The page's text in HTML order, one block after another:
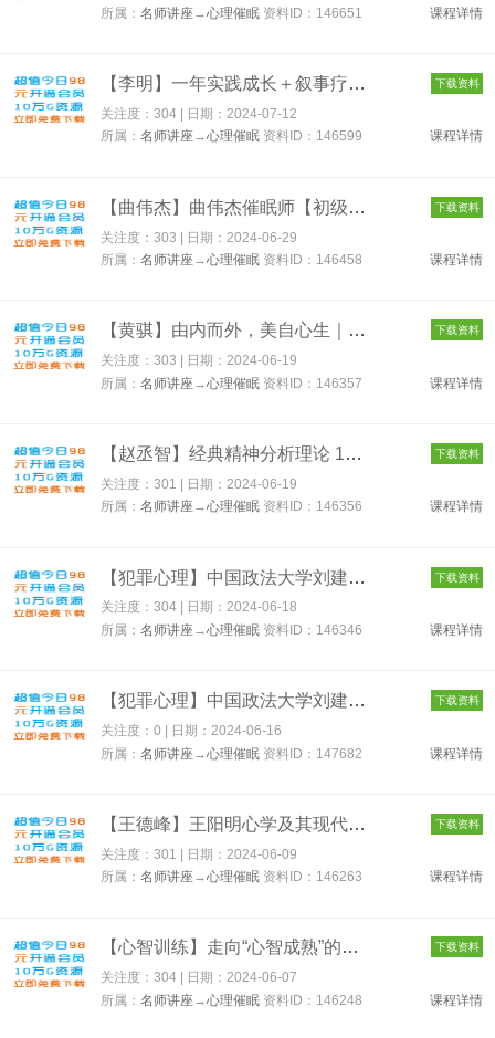
所属：名师讲座→心理催眠 资料ID：146651 课程详情
【李明】一年实践成长＋叙事疗法奠基人引路｜叙事实务提升计划－... 下载资料
关注度：304 | 日期：2024-07-12
所属：名师讲座→心理催眠 资料ID：146599 课程详情
【曲伟杰】曲伟杰催眠师【初级、中级、高级】 146458 下载资料
关注度：303 | 日期： 2024-06-29
所属：名师讲座→心理催眠 资料ID：146458 课程详情
【黄骐】由内而外，美自心生｜14天身体低语训练营 146357 下载资料
关注度：303 | 日期：2024-06-19
所属：名师讲座→心理催眠 资料ID：146357 课程详情
【赵丞智】经典精神分析理论 146356 下载资料
关注度：301 | 日期： 2024-06-19
所属：名师讲座→心理催眠 资料ID：146356 课程详情
【犯罪心理】中国政法大学刘建清教授心理课 146346 下载资料
关注度：304 | 日期：2024-06-18
所属：名师讲座→心理催眠 资料ID：146346 课程详情
【犯罪心理】中国政法大学刘建清教授心理课 147682 下载资料
关注度：0 | 日期：2024-06-16
所属：名师讲座→心理催眠 资料ID：147682 课程详情
【王德峰】王阳明心学及其现代意义（上、下） 高清视频 王德峰（... 下载资料
关注度：301 | 日期： 2024-06-09
所属：名师讲座→心理催眠 资料ID：146263 课程详情
【心智训练】走向“心智成熟”的30个实用心理训练 146248 下载资料
关注度：304 | 日期：2024-06-07
所属：名师讲座→心理催眠 资料ID：146248 课程详情